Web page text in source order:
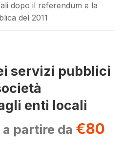
dopo il referendum e la
del 2011
servizi pubblici
enti locali
a partire da €80